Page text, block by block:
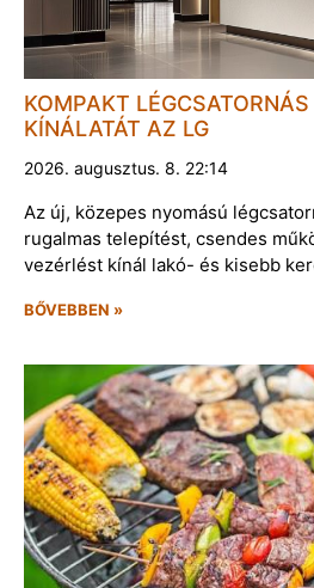
KOMPAKT
KÍNÁLATÁT AZ LG
2026. augusztus. 8. 22:14
Az új, közepes nyomású
rugalmas telepítést, csendes
vezérlést kínál lakó- és kisebb
BŐVEBBEN »